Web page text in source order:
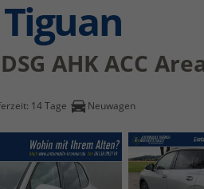
AHK ACC
14 Tage Neuwagen